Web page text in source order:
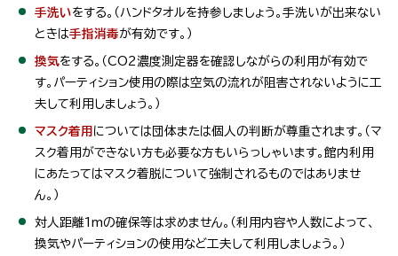
手洗いをする。（ハンドタオルを持参しましょう。手洗いが出来ない
ときは手指消毒が有効です。）
換気をする。（CO2濃度測定器を確認しながらの利用が有効で
す。パーティション使用の際は空気の流れが阻害されないように工
夫して利用しましょう。）
マスク着用 については団体または個人の判断が尊重されます。（マ
スク着用ができない方も必要な方もいらっしゃいます。館内利用
にあたってはマスク着脱について強制されるものではありませ
ん。）
対人距離1mの確保等は求めません。（利用内容や人数によって、
換気やパーティションの使用など工夫して利用しましょう。）